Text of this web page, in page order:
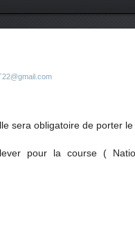
sera obligatoire de porter
pour la course (